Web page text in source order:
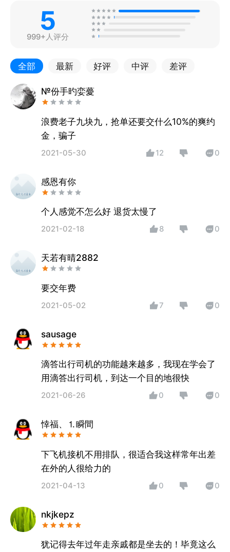
5
999+人评分
全部 最新 好评 中评 差评
№份手旳娈薆
浪费老子九块九，抢单还要交什么10%的爽约
金，骗子
2021-05-30 12 0
感恩有你
个人感觉不怎么好 退货太慢了
2021-02-18 8 0
天若有晴2882
要交年费
2021-05-02 7 0
sausage
滴答出行司机的功能越来越多，我现在学会了
用滴答出行司机，到达一个目的地很快
2021-06-26 0 0
悻福、⒈瞬間
下飞机接机不用排队，很适合我这样常年出差
在外的人很给力的
2021-04-13 0 0
nkjkepz
犹记得去年过年走亲戚都是坐去的！毕竟这么